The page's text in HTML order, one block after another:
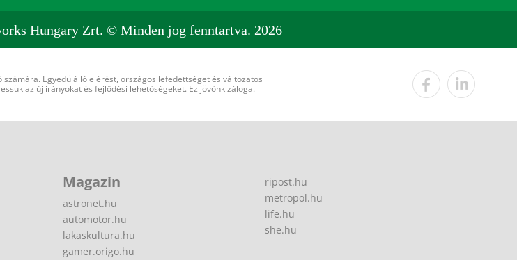
Hungary Zrt. © Minden jog fenntartva. 2026
Egyedülálló elérést, országos lefedettséget és változatos
az új irányokat és fejlődési lehetőségeket. Ez jövőnk záloga.
Magazin
astronet.hu
automotor.hu
lakaskultura.hu
gamer.origo.hu
ripost.hu
metropol.hu
life.hu
she.hu